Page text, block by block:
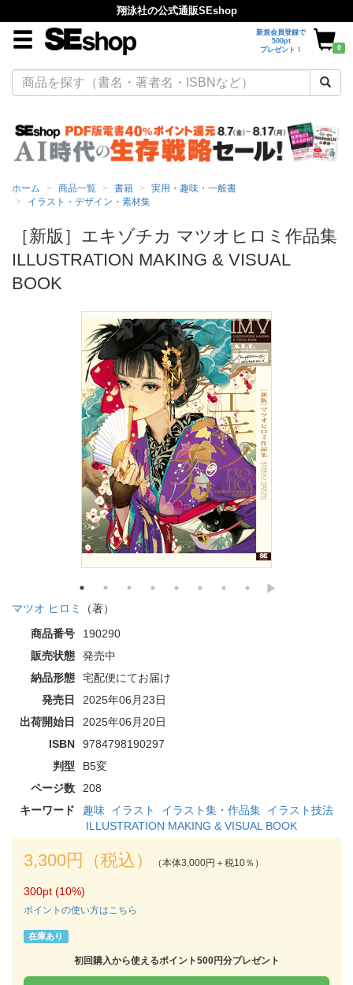
翔泳社の公式通販SEshop
新規会員登録で
500pt
プレゼント！
0
ホーム 商品一覧 書籍
実用・趣味・一般書
イラスト・デザイン・素材集
［新版］エキゾチカ マツオヒロミ作品集
ILLUSTRATION MAKING & VISUAL
BOOK
マツオ ヒロミ
（著）
商品番号
190290
販売状態
発売中
納品形態
宅配便にてお届け
発売日
2025年06月23日
出荷開始日
2025年06月20日
ISBN
9784798190297
判型
B5変
ページ数
208
キーワード
趣味 イラスト イラスト集・作品集 イラスト技法
ILLUSTRATION MAKING & VISUAL BOOK
3,300円（税込） （本体3,000円＋税10％）
300pt (10%)
ポイントの使い方はこちら
在庫あり
初回購入から使えるポイント500円分プレゼント